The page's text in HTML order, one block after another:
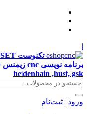
|
heidenhain ,hust, gsk
ورود | ثبت‌نام